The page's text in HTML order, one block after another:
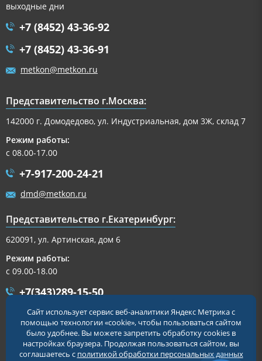
выходные дни
+7 (8452) 43-36-92
+7 (8452) 43-36-91
metkon@metkon.ru
Представительство г.Москва:
142000 г. Домодедово, ул. Индустриальная, дом 3Ж, склад 7
Режим работы:
с 08.00-17.00
+7-917-200-24-21
dmd@metkon.ru
Представительство г.Екатеринбург:
620091, ул. Артинская, дом 6
Режим работы:
с 09.00-18.00
+7(343)289-15-50
+7-917-200-32-54
ekb@metkon.ru
Сайт использует сервис веб-аналитики Яндекс Метрика с
помощью технологии «cookie», чтобы пользоваться сайтом
было удобнее. Вы можете запретить обработку cookies в
настройках браузера. Продолжая пользоваться сайтом, вы
соглашаетесь с политикой обработки персональных данных